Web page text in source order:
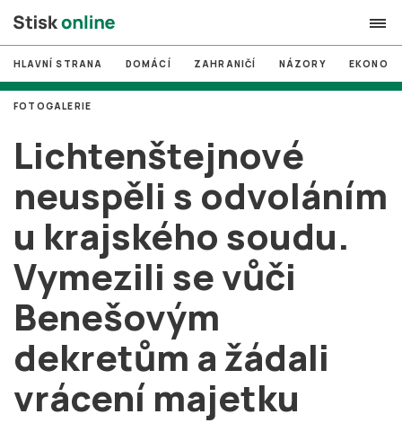
search
# MUNI
Brno
# volby
login PŘIHLÁSIT SE
Zapomněli jste heslo?
Založit nový účet
HLAVNÍ STRANA DOMÁCÍ ZAHRANIČÍ NÁZORY
Lichtenštejnové
neuspěli s odvoláním
u krajského soudu.
Vymezili se vůči
Benešovým
dekretům a žádali
vrácení majetku
FOTOGALERIE